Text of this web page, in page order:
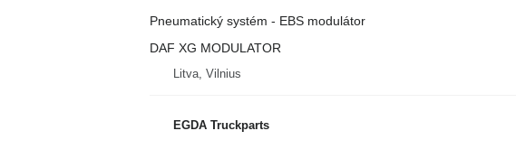
Pneumatický systém - EBS modulátor
DAF XG MODULATOR
Litva, Vilnius
EGDA Truckparts